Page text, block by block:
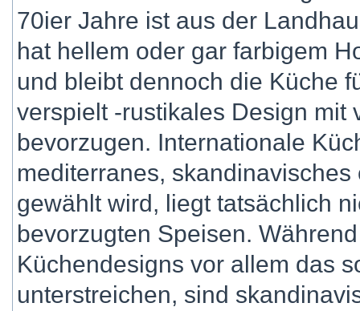
70ier Jahre ist aus der
hat hellem oder gar farbigem
und bleibt dennoch die Küche
verspielt -rustikales Design mit
bevorzugen. Internationale
mediterranes,
gewählt wird, liegt tatsächlich
bevorzugten Speisen.
Küchendesigns vor allem das
unterstreichen, sind